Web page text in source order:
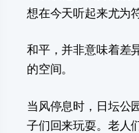
想在今天听起来尤为
和平，并非意味着差
的空间。
当风停息时，日坛公
子们回来玩耍。老人